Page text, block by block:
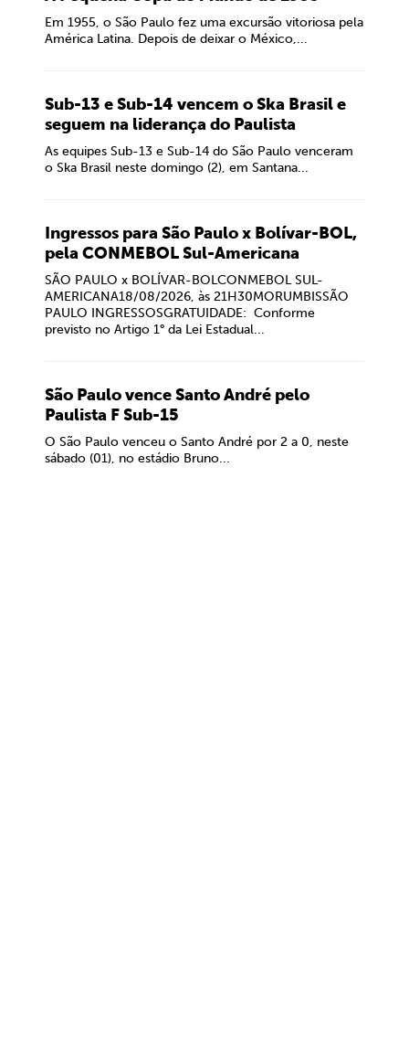
Em 1955, o São Paulo fez uma excursão vitoriosa pela
América Latina. Depois de deixar o México,...
Sub-13 e Sub-14 vencem o Ska Brasil e
seguem na liderança do Paulista
As equipes Sub-13 e Sub-14 do São Paulo venceram
o Ska Brasil neste domingo (2), em Santana...
Ingressos para São Paulo x Bolívar-BOL,
pela CONMEBOL Sul-Americana
SÃO PAULO x BOLÍVAR-BOLCONMEBOL SUL-
AMERICANA18/08/2026, às 21H30MORUMBISSÃO
PAULO INGRESSOSGRATUIDADE: Conforme
previsto no Artigo 1° da Lei Estadual...
São Paulo vence Santo André pelo
Paulista F Sub-15
O São Paulo venceu o Santo André por 2 a 0, neste
sábado (01), no estádio Bruno...